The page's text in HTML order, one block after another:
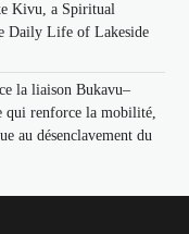
Kivu, a Spiritual
Daily Life of Lakeside
la liaison Bukavu–
qui renforce la mobilité,
au désenclavement du